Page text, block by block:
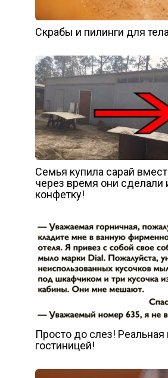
Скрабы и пилинги для
Семья купила сарай
через время они сделали
конфетку!
Просто до слез! Реальная
гостиницей!